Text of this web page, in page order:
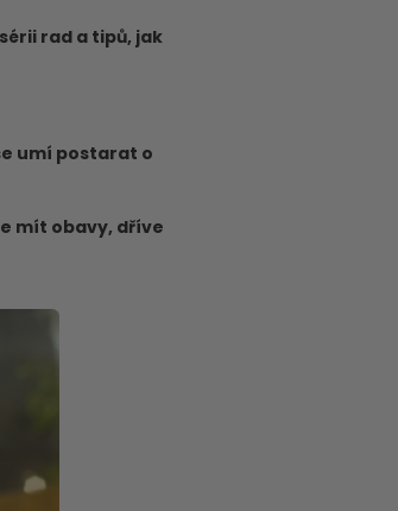
rad a tipů, jak
umí postarat o
mít obavy, dříve